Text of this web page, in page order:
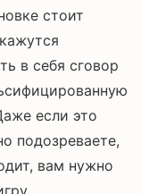
стоит
в себя сговор
если это
подозреваете,
вам нужно